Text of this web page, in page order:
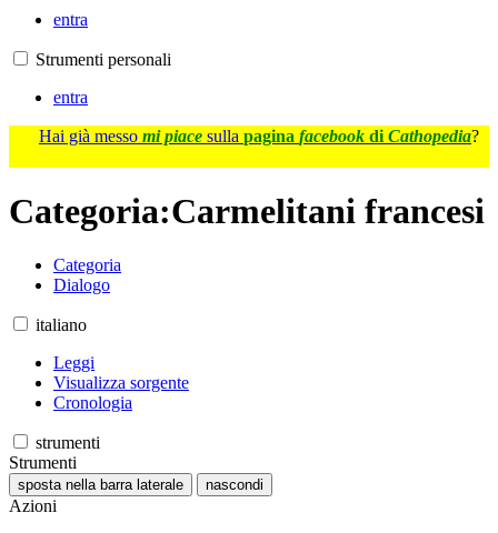
entra
Strumenti personali
entra
Hai già messo mi piace sulla pagina facebook di Cathopedia?
Categoria:Carmelitani francesi
Categoria
Dialogo
italiano
Leggi
Visualizza sorgente
Cronologia
strumenti
Strumenti
sposta nella barra laterale nascondi
Azioni